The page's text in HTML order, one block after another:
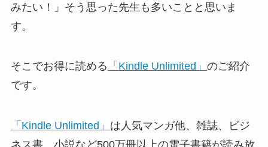
みたい！」そう思った先生も多いことと思いま
す。
そこでお得に読める 「Kindle Unlimited」 のご紹介
です。
「Kindle Unlimited」 は人気マンガ他、雑誌、ビジ